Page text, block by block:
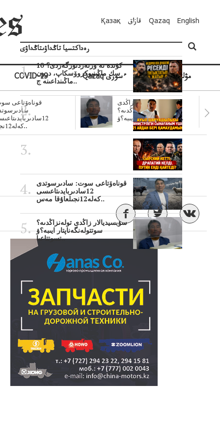
Қазақ قازاق Qazaq English
COVID-19 Qazaq ءسوزى مۋلتيمەديا
قوناەۆتاعى
كەلە12نجى..
سۋبسيديالار زاڭدى
تولەنزاڭدىە؟
سوتتولەنگەناپتار ايىبە؟ۋ..
رەداكتسيا تاڭداۋىتاڭداۋى
10 كۇندە نە وزنەردىوزگەردى؟
سك ماڭىنپوكروۆسكاپ، درون
ماڭىنداعىنە ج..
قوناەۆتاعى سوت: سادىرسوتدى
12سادىربايدىتاعىسى
كەلە12نجىلعاۇقا مەس..
سۋبسيديالار زاڭدى تولەنزاڭدىە؟
سوتتولەنگەناپتار ايىبە؟ۋ
تسوتتاعىا..